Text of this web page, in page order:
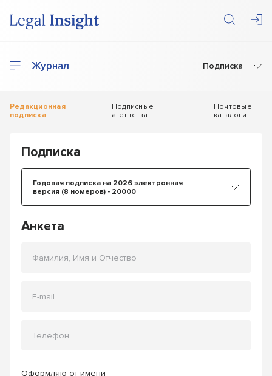
Журнал Подписка
Редакционная
подписка
Подписные
агентства
Почтовые
каталоги
Подписка
Годовая подписка на 2026 электронная
версия (8 номеров) - 20000
Анкета
Оформляю от имени